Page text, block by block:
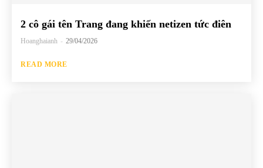
2 cô gái tên Trang đang khiến netizen tức điên
Hoanghaianh - 29/04/2026
READ MORE